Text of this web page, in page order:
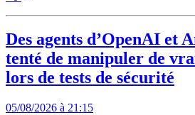
Des agents d’OpenAI et
tenté de manipuler de
lors de tests de sécurité
05/08/2026 à 21:15